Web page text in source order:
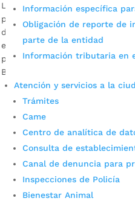
Información específica
Obligación de reporte de
parte de la entidad
Información tributaria en
Atención y servicios a la
Trámites
Came
Centro de analítica de
Consulta de
Canal de denuncia para
Inspecciones de Policía
Bienestar Animal
Lauderdale (EEUU) y
puertas a un mercado global
del turismo, la inversión en la
educativas. Este miércoles 18
p.m., arribará al Aeropuerto
Bucaramanga […]
Cupos Escolares